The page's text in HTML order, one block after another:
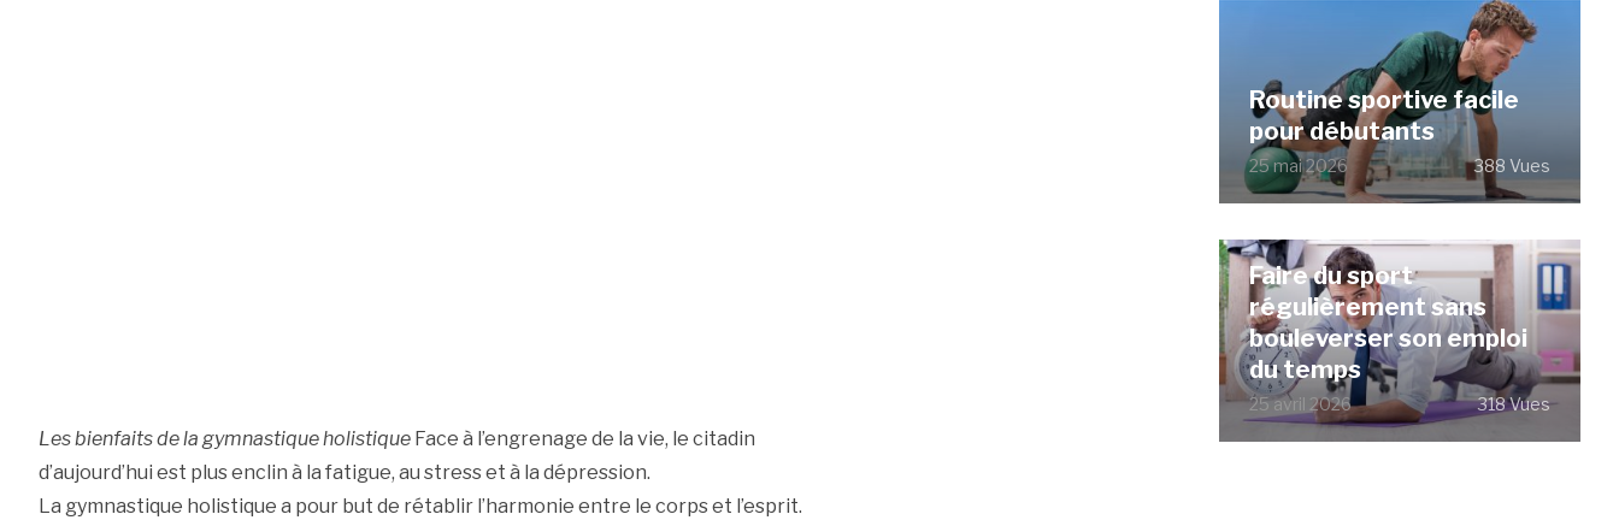
Les bienfaits de la gymnastique holistiqueFace à l’engrenage de la vie, le citadin
d’aujourd’hui est plus enclin à la fatigue, au stress et à la dépression.
La gymnastique holistique a pour but de rétablir l’harmonie entre le corps et l’esprit.
Routine sportive facile
pour débutants
25 mai 2026 388 Vues
Faire du sport
régulièrement sans
bouleverser son emploi
du temps
25 avril 2026 318 Vues